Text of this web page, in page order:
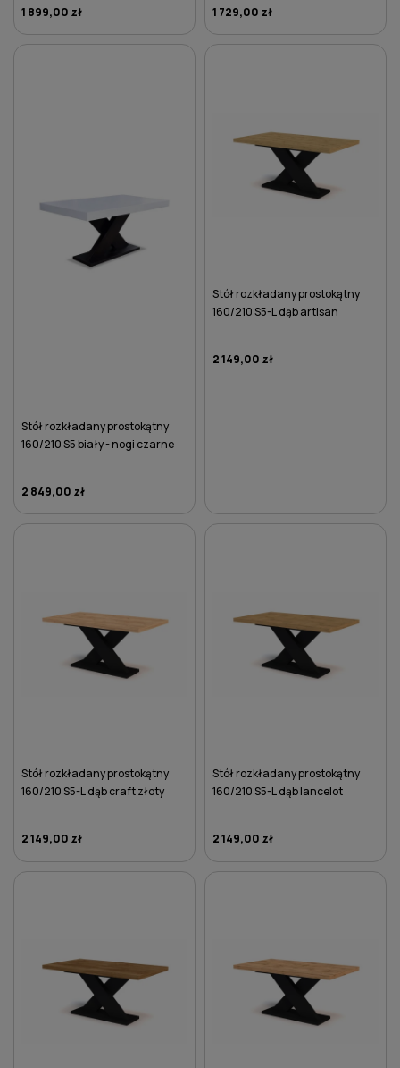
1 899,00 zł 1 729,00 zł
Stół rozkładany prostokątny
160/210 S5 biały - nogi czarne
2 849,00 zł
Stół rozkładany prostokątny
160/210 S5-L dąb artisan
2 149,00 zł
Stół rozkładany prostokątny
160/210 S5-L dąb craft złoty
2 149,00 zł
Stół rozkładany prostokątny
160/210 S5-L dąb lancelot
2 149,00 zł